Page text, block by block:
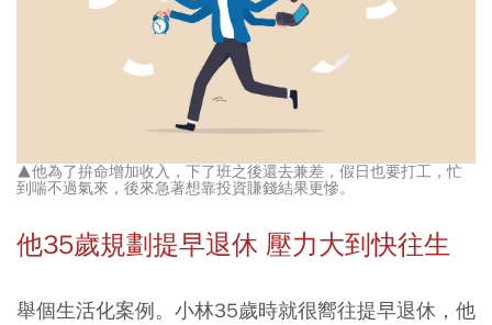
▲他為了拚命增加收入，下了班之後還去兼差，假日也要打工，忙
到喘不過氣來，後來急著想靠投資賺錢結果更慘。
他35歲規劃提早退休 壓力大到快往生
舉個生活化案例。小林35歲時就很嚮往提早退休，他